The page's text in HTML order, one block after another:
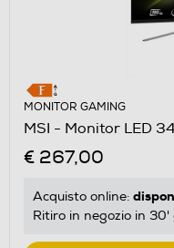
MONITOR GAMING
MSI - Monitor LED
€ 267,00
Acquisto online:
Ritiro in negozio in